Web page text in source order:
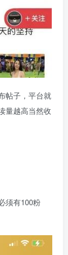
帖子，平台就
量越高当然收
须有100粉